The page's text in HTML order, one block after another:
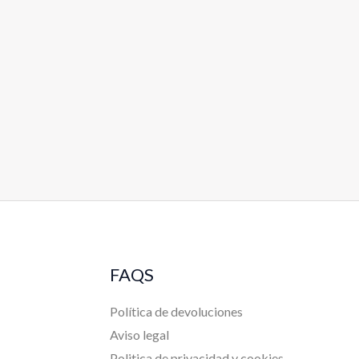
FAQS
Política de devoluciones
Aviso legal